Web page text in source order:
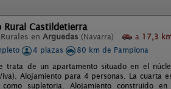
Rural Castildetierra
en Arguedas (Navarra) a 17,3
4 plazas
80 km de Pamplona
trata de un apartamento situado en el
Alojamiento para 4 personas. La cuarta
como supletoria. Alojamiento construido